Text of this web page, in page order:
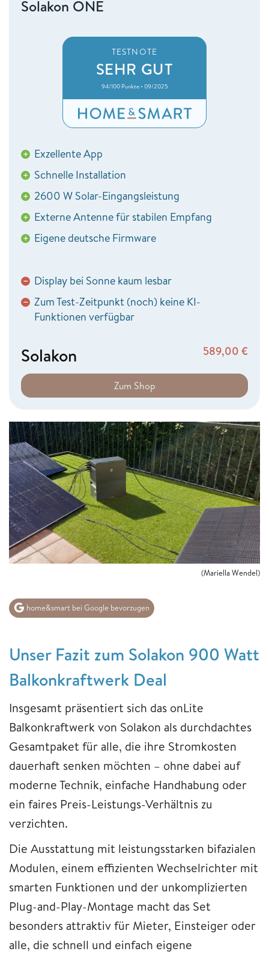
Solakon ONE
TESTNOTE
SEHR GUT
94/100 Punkte • 09/2025
+ Exzellente App
+ Schnelle Installation
+ 2600 W Solar-Eingangsleistung
+ Externe Antenne für stabilen Empfang
+ Eigene deutsche Firmware
− Display bei Sonne kaum lesbar
− Zum Test-Zeitpunkt (noch) keine KI-
Funktionen verfügbar
Solakon 589,00 €
Zum Shop
(Mariella Wendel)
home&smart bei Google bevorzugen
Unser Fazit zum Solakon 900 Watt
Balkonkraftwerk Deal
Insgesamt präsentiert sich das onLite
Balkonkraftwerk von Solakon als durchdachtes
Gesamtpaket für alle, die ihre Stromkosten
dauerhaft senken möchten – ohne dabei auf
moderne Technik, einfache Handhabung oder
ein faires Preis-Leistungs-Verhältnis zu
verzichten.
Die Ausstattung mit leistungsstarken bifazialen
Modulen, einem effizienten Wechselrichter mit
smarten Funktionen und der unkomplizierten
Plug-and-Play-Montage macht das Set
besonders attraktiv für Mieter, Einsteiger oder
alle, die schnell und einfach eigene